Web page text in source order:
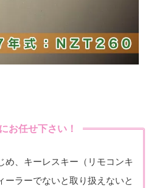
お任せ下さい！
め、キーレスキー（リモコンキ
ーラーでないと取り扱えないと